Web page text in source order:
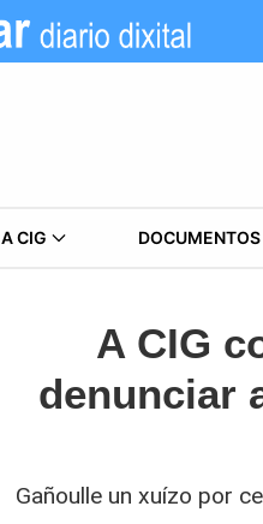
A CIG DOCUMENTOS
A CIG
denunciar
Gañoulle un xuízo por